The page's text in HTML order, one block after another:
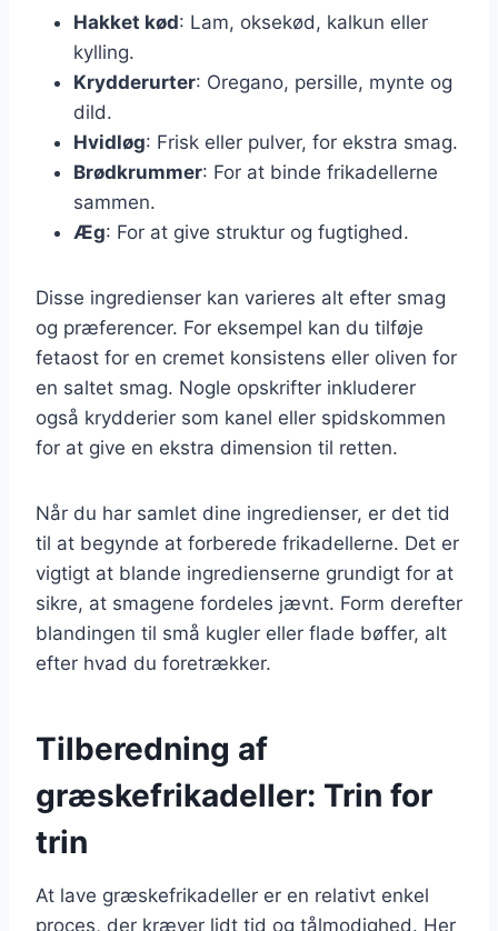
Hakket kød: Lam, oksekød, kalkun eller
kylling.
Krydderurter: Oregano, persille, mynte og
dild.
Hvidløg: Frisk eller pulver, for ekstra smag.
Brødkrummer: For at binde frikadellerne
sammen.
Æg: For at give struktur og fugtighed.
Disse ingredienser kan varieres alt efter smag
og præferencer. For eksempel kan du tilføje
fetaost for en cremet konsistens eller oliven for
en saltet smag. Nogle opskrifter inkluderer
også krydderier som kanel eller spidskommen
for at give en ekstra dimension til retten.
Når du har samlet dine ingredienser, er det tid
til at begynde at forberede frikadellerne. Det er
vigtigt at blande ingredienserne grundigt for at
sikre, at smagene fordeles jævnt. Form derefter
blandingen til små kugler eller flade bøffer, alt
efter hvad du foretrækker.
Tilberedning af
græskefrikadeller: Trin for
trin
At lave græskefrikadeller er en relativt enkel
proces, der kræver lidt tid og tålmodighed. Her